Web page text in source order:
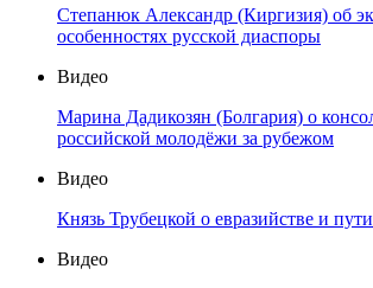
Степанюк Александр (Киргизия) об
особенностях русской диаспоры
Видео
Марина Дадикозян (Болгария) о
российской молодёжи за рубежом
Видео
Князь Трубецкой о евразийстве и
Видео